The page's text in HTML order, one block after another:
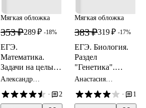
Мягкая обложка
353 ₽289 ₽ -18%
ЕГЭ.
Математика.
Задачи на целые
числа. Типовое
Александр
·
2
Мягкая обложка
383 ₽319 ₽ -17%
ЕГЭ. Биология.
Раздел
"Генетика".
Теория,
задания. Учебно-
Анастасия
·
1